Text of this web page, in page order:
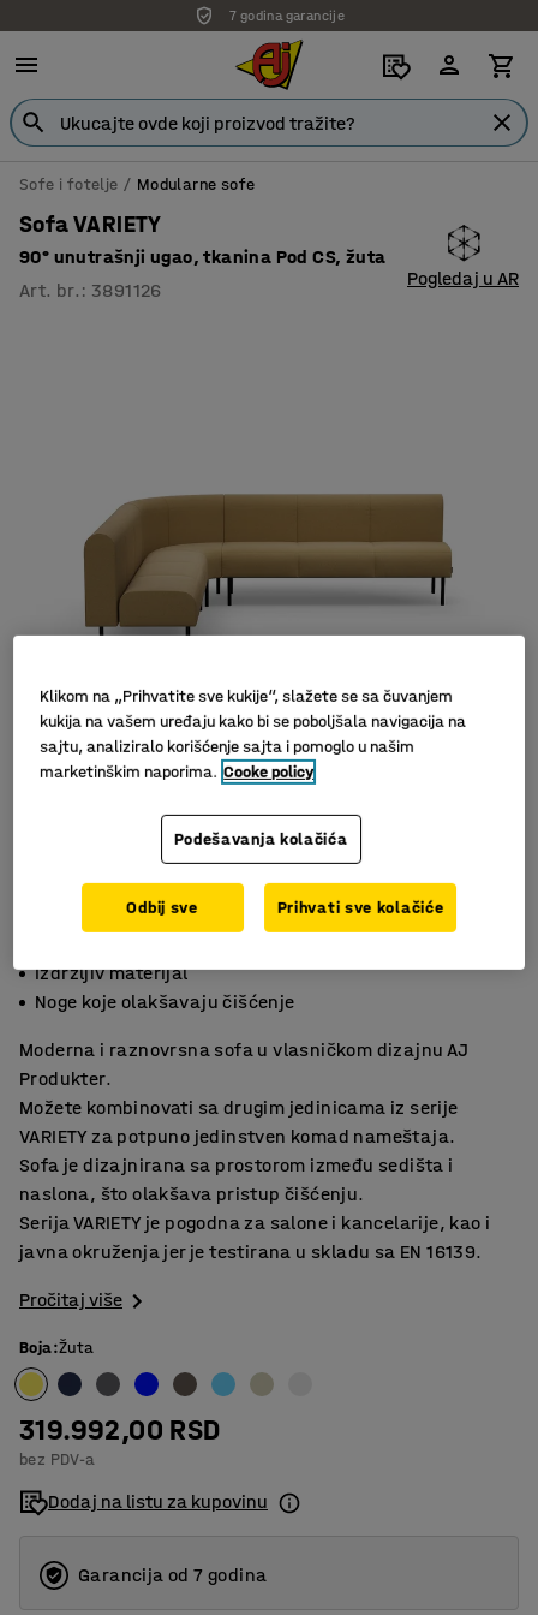
7 godina garancije
Sofe i fotelje Modularne sofe
Sofa VARIETY
90° unutrašnji ugao, tkanina Pod CS, žuta
Art. br. : 3891126
Pogledaj u AR
Izdržljiv materijal
Noge koje olakšavaju čišćenje
Moderna i raznovrsna sofa u vlasničkom dizajnu AJ
Produkter.
Možete kombinovati sa drugim jedinicama iz serije
VARIETY za potpuno jedinstven komad nameštaja.
Sofa je dizajnirana sa prostorom između sedišta i
naslona, što olakšava pristup čišćenju.
Serija VARIETY je pogodna za salone i kancelarije, kao i
javna okruženja jer je testirana u skladu sa EN 16139.
Pročitaj više
Boja:Žuta
319.992,00 RSD
bez PDV-a
Dodaj na listu za kupovinu
Garancija od 7 godina
Klikom na „Prihvatite sve kukije“, slažete se sa čuvanjem
kukija na vašem uređaju kako bi se poboljšala navigacija na
sajtu, analiziralo korišćenje sajta i pomoglo u našim
marketinškim naporima. Cooke policy
Podešavanja kolačića
Odbij sve Prihvati sve kolačiće